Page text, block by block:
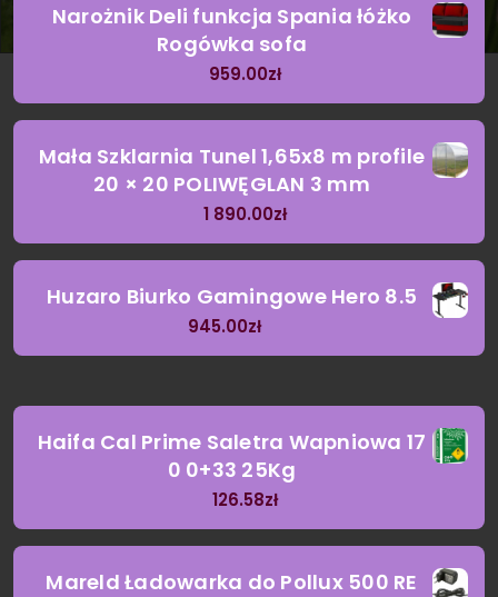
Narożnik Deli funkcja Spania łóżko
Rogówka sofa
959.00zł
Mała Szklarnia Tunel 1,65x8 m profile
20 × 20 POLIWĘGLAN 3 mm
1 890.00zł
Huzaro Biurko Gamingowe Hero 8.5
945.00zł
Haifa Cal Prime Saletra Wapniowa 17
0 0+33 25Kg
126.58zł
Mareld Ładowarka do Pollux 500 RE